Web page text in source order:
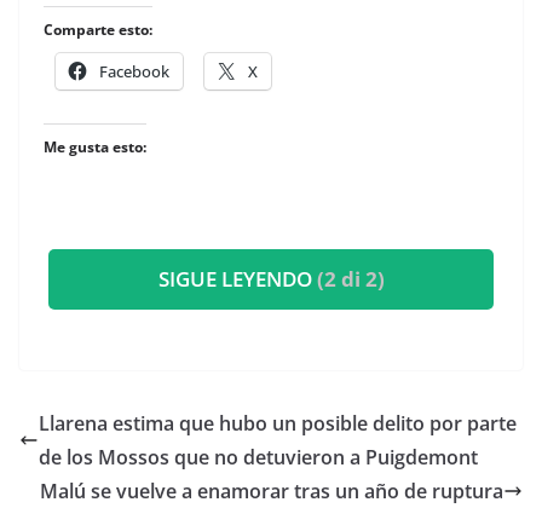
Comparte esto:
Facebook X
Me gusta esto:
SIGUE LEYENDO(2 di 2)
Llarena estima que hubo un posible delito por parte
de los Mossos que no detuvieron a Puigdemont
Malú se vuelve a enamorar tras un año de ruptura